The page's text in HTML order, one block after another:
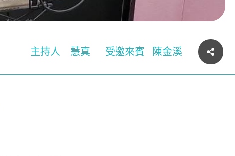
主持人 慧真 受邀來賓 陳金溪